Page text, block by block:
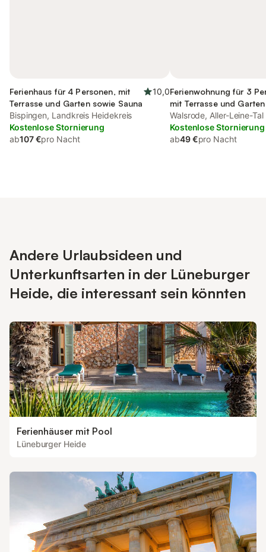
Ferienhaus für 4 Personen, mit
Terrasse und Garten sowie Sauna
10,0
Bispingen, Landkreis Heidekreis
Kostenlose Stornierung
ab107 €pro Nacht
Ferienwohnung für 3
mit Terrasse und
Sauna
Walsrode, Aller-Leine-Tal
Kostenlose Stornierung
ab49 €pro Nacht
Andere Urlaubsideen und
Unterkunftsarten in der Lüneburger
Heide, die interessant sein könnten
Ferienhäuser mit Pool
Lüneburger Heide